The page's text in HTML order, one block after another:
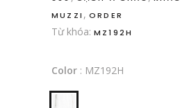
MUZZI , ORDER
Từ khóa: MZ192H
Color : MZ192H